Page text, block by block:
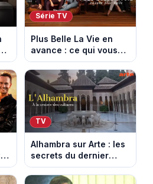
Série TV
Plus Belle La Vie en
avance : ce qui vous
attend la semaine du
10 au 14 août 2026
(spoiler)
TV
Alhambra sur Arte : les
secrets du dernier
sultanat musulman
d’Espagne